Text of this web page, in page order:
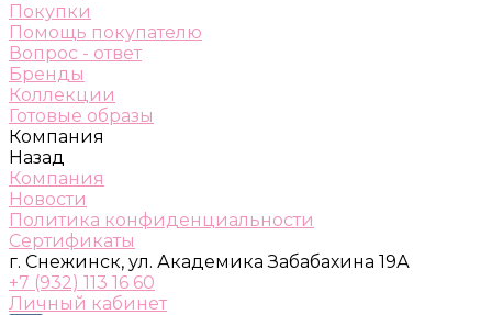
Покупки
Помощь покупателю
Вопрос - ответ
Бренды
Коллекции
Готовые образы
Компания
Назад
Компания
Новости
Политика конфиденциальности
Сертификаты
г. Снежинск, ул. Академика Забабахина 19А
+7 (932) 113 16 60
Личный кабинет